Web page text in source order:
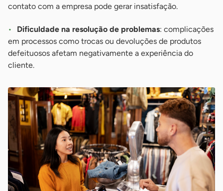
contato com a empresa pode gerar insatisfação.
Dificuldade na resolução de problemas: complicações
em processos como trocas ou devoluções de produtos
defeituosos afetam negativamente a experiência do
cliente.